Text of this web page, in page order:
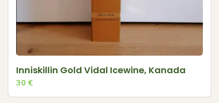
Inniskillin Gold Vidal Icewine, Kanada
30 €